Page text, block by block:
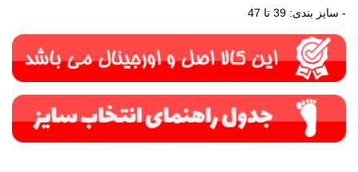
- سایز بندی: 39 تا 47